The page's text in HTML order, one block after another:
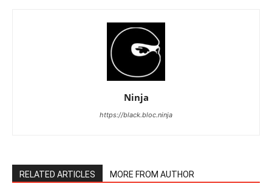
Ninja
https://black.bloc.ninja
RELATED ARTICLES MORE FROM AUTHOR